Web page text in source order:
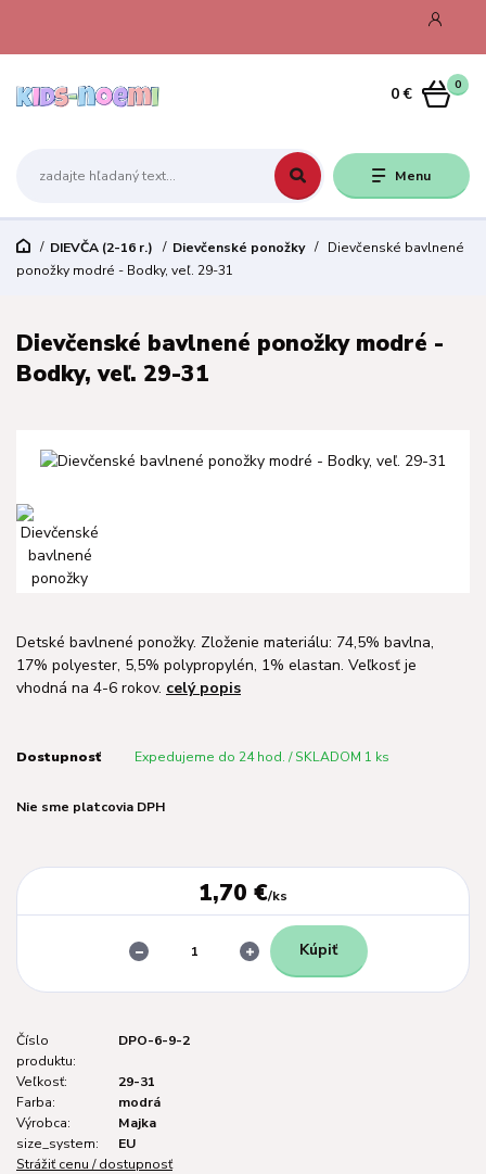
Menu
0
0 €
DIEVČA (2-16 r.) Dievčenské ponožky
Dievčenské bavlnené
ponožky modré - Bodky, veľ. 29-31
Dievčenské bavlnené ponožky modré -
Bodky, veľ. 29-31
Detské bavlnené ponožky. Zloženie materiálu: 74,5% bavlna,
17% polyester, 5,5% polypropylén, 1% elastan. Veľkosť je
vhodná na 4-6 rokov. celý popis
Dostupnosť Expedujeme do 24 hod. / SKLADOM 1 ks
Nie sme platcovia DPH
1,70 €/ks
Kúpiť
Číslo
produktu:
DPO-6-9-2
Veľkosť:
29-31
Farba:
modrá
Výrobca:
Majka
size_system:
EU
Strážiť cenu / dostupnosť